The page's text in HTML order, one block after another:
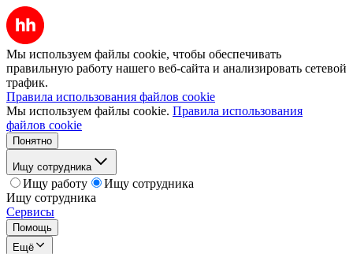
Мы используем файлы cookie, чтобы обеспечивать
правильную работу нашего веб-сайта и анализировать сетевой
трафик.
Правила использования файлов cookie
Мы используем файлы cookie. Правила использования
файлов cookie
Понятно
Ищу сотрудника
Ищу работу
Ищу сотрудника
Ищу сотрудника
Сервисы
Помощь
Ещё